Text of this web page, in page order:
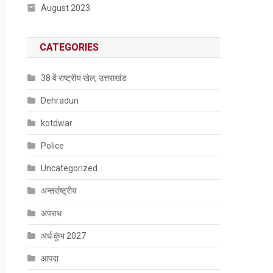
August 2023
CATEGORIES
38 वें राष्ट्रीय खेल, उत्तराखंड
Dehradun
kotdwar
Police
Uncategorized
अन्तर्राष्ट्रीय
अपराध
अर्ध कुंभ 2027
आपदा